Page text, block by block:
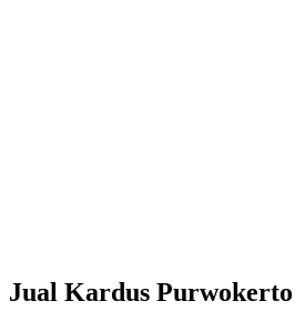
Jual Kardus